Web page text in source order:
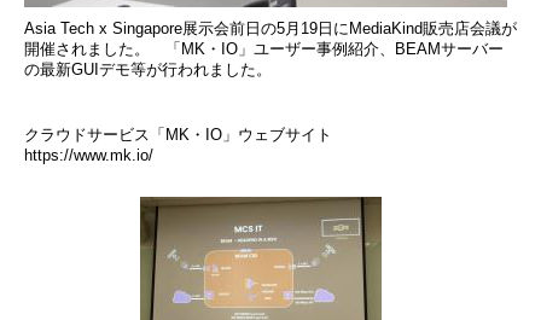
Asia Tech x Singapore展示会前日の5月19日にMediaKind販売店会議が
開催されました。 「MK・IO」ユーザー事例紹介、BEAMサーバー
の最新GUIデモ等が行われました。
クラウドサービス「MK・IO」ウェブサイト
https://www.mk.io/